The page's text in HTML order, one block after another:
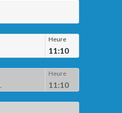
Heure
11:10
Heure
11:10